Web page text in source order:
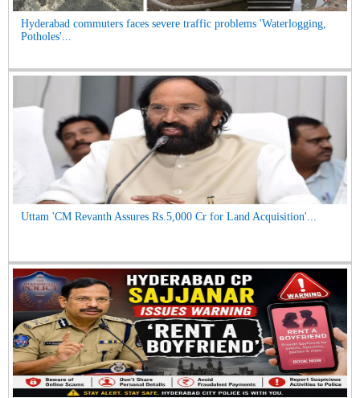
Hyderabad commuters faces severe traffic problems 'Waterlogging,
Potholes'...
Uttam 'CM Revanth Assures Rs.5,000 Cr for Land Acquisition'...